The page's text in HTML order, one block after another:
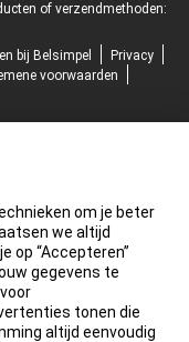
of verzendmethoden:
bij Belsimpel
Privacy
voorwaarden
om je beter
we altijd
op “Accepteren”
gegevens te
tonen die
altijd eenvoudig